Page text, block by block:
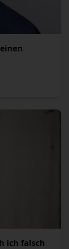
ich falsch